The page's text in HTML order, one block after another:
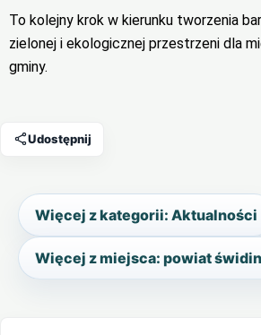
To kolejny krok w kierunku tworzenia
zielonej i ekologicznej przestrzeni dla
gminy.
Udostępnij
Więcej z kategorii: Aktualności
Więcej z miejsca: powiat